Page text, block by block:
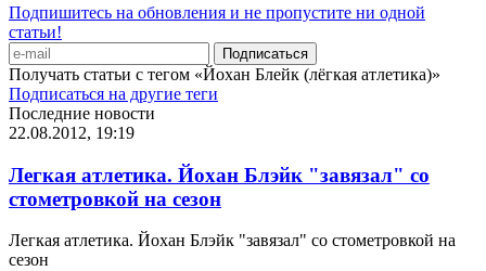
Подпишитесь на обновления и не пропустите ни одной
статьи!
Получать статьи с тегом «Йохан Блейк (лёгкая атлетика)»
Подписаться на другие теги
Последние новости
22.08.2012, 19:19
Легкая атлетика. Йохан Блэйк "завязал" со
стометровкой на сезон
Легкая атлетика. Йохан Блэйк "завязал" со стометровкой на
сезон